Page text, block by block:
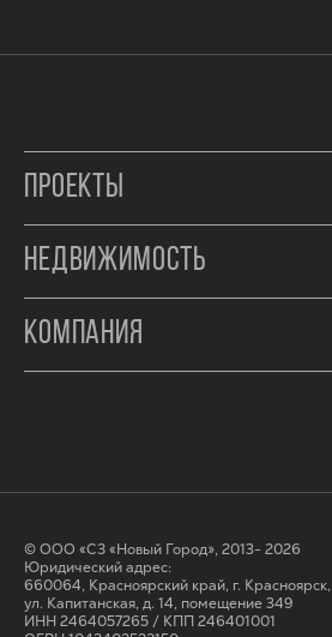
ПРОЕКТЫ
НЕДВИЖИМОСТЬ
КОМПАНИЯ
© ООО «СЗ «Новый Город», 2013- 2026
Юридический адрес:
660064, Красноярский край, г. Красноярск,
ул. Капитанская, д. 14, помещение 349
ИНН 2464057265 / КПП 246401001